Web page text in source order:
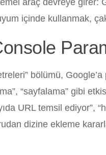
araç devreye
içinde kullanmak,
bölümü,
“sayfalama” gibi
URL temsil ediyor”,
dizine ekleme